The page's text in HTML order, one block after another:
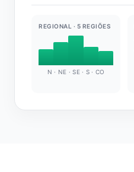
REGIONAL · 5 REGIÕES
N · NE · SE · S · CO